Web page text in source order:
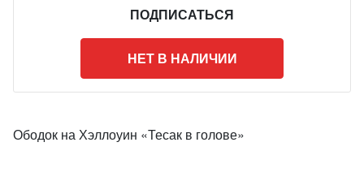
ПОДПИСАТЬСЯ
НЕТ В НАЛИЧИИ
Ободок на Хэллоуин «Тесак в голове»